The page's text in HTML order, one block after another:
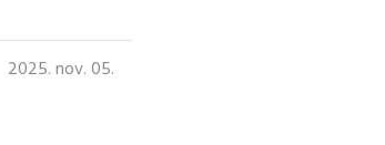
2025. nov. 05.